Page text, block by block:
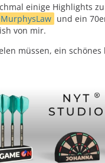
einige Highlights
MurphysLaw und ein
von mir.
müssen, ein schönes